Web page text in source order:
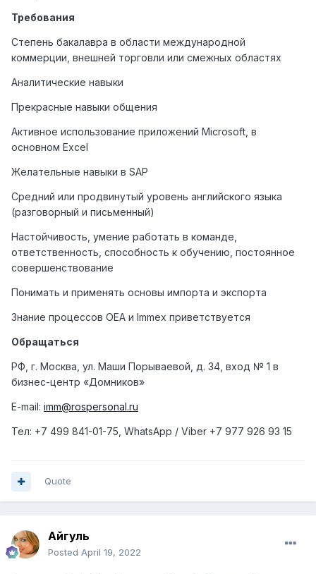
Требования
Степень бакалавра в области международной
коммерции, внешней торговли или смежных областях
Аналитические навыки
Прекрасные навыки общения
Активное использование приложений Microsoft, в
основном Excel
Желательные навыки в SAP
Средний или продвинутый уровень английского языка
(разговорный и письменный)
Настойчивость, умение работать в команде,
ответственность, способность к обучению, постоянное
совершенствование
Понимать и применять основы импорта и экспорта
Знание процессов OEA и Immex приветствуется
Обращаться
РФ, г. Москва, ул. Маши Порываевой, д. 34, вход № 1 в
бизнес-центр «Домников»
E-mail: imm@rospersonal.ru
Тел: +7 499 841-01-75, WhatsApp / Viber +7 977 926 93 15
Quote
Айгуль
Posted April 19, 2022